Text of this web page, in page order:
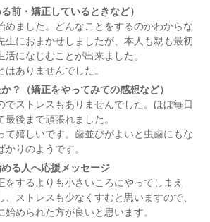
前・矯正しているときなど）
めました。どんなことをするのかわからな
生におまかせしましたが、本人も親も最初
になじむことが出来ました。
ありませんでした。
？（矯正をやってみての感想など）
でストレスもありませんでした。ほぼ毎日
後まで頑張れました。
て嬉しいです。歯並びがよいと虫歯にもな
りのようです。
る人へ応援メッセージ
をするよりも小さいころにやってしまえ
、ストレスも少なくすむと思いますので、
められた方が良いと思います。